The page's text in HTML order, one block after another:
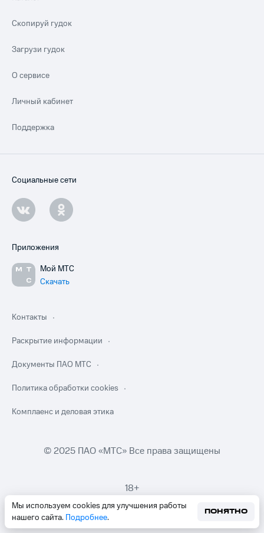
Мы используем cookies для улучшения работы
нашего сайта. Подробнее.
ПОНЯТНО
Скопируй гудок
Загрузи гудок
О сервисе
Личный кабинет
Поддержка
Социальные сети
Приложения
Мой МТС
Скачать
Контакты
Раскрытие информации
Документы ПАО МТС
Политика обработки cookies
Комплаенс и деловая этика
© 2025 ПАО «МТС» Все права защищены
18+